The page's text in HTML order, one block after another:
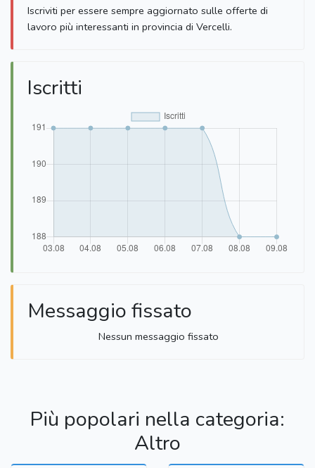
Iscriviti per essere sempre aggiornato sulle offerte di
lavoro più interessanti in provincia di Vercelli.
Iscritti
Messaggio fissato
Nessun messaggio fissato
Più popolari nella categoria:
Altro